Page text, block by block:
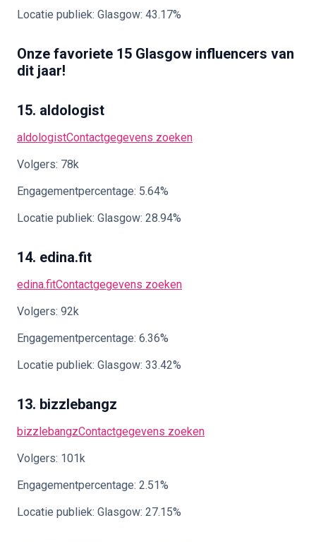
Locatie publiek: Glasgow: 43.17%
Onze favoriete 15 Glasgow influencers van
dit jaar!
15. aldologist
aldologistContactgegevens zoeken
Volgers: 78k
Engagementpercentage: 5.64%
Locatie publiek: Glasgow: 28.94%
14. edina.fit
edina.fitContactgegevens zoeken
Volgers: 92k
Engagementpercentage: 6.36%
Locatie publiek: Glasgow: 33.42%
13. bizzlebangz
bizzlebangzContactgegevens zoeken
Volgers: 101k
Engagementpercentage: 2.51%
Locatie publiek: Glasgow: 27.15%